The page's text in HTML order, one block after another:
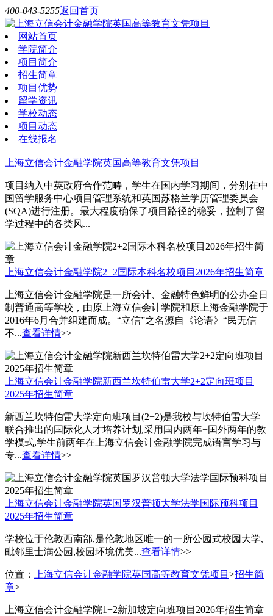
400-043-5255返回首页
网站首页
学院简介
项目简介
招生简章
项目优势
留学资讯
学校动态
项目动态
在线报名
上海立信会计金融学院英国高等教育文凭项目
项目纳入中英政府合作范畴，学生在国内学习期间，分别在中
国留学服务中心项目管理系统和英国苏格兰学历管理委员会
(SQA)进行注册。最大程度确保了项目路径的稳妥，控制了留
学过程中的各类风...
上海立信会计金融学院2+2国际本科名校项目2026年招生简章
上海立信会计金融学院是一所会计、金融特色鲜明的公办全日
制普通高等学校，由原上海立信会计学院和原上海金融学院于
2016年6月合并组建而成。“立信”之名源自《论语》“民无信
不...查看详情>>
上海立信会计金融学院新西兰坎特伯雷大学2+2定向班项目
2025年招生简章
新西兰坎特伯雷大学定向班项目(2+2)是我校与坎特伯雷大学
联合推出的国际化人才培养计划,采用国内两年+国外两年的教
学模式,学生前两年在上海立信会计金融学院完成语言学习与
专...查看详情>>
上海立信会计金融学院英国罗汉普顿大学法学国际预科项目
2025年招生简章
学校位于伦敦西南部,是伦敦地区唯一的一所公园式校园大学,
毗邻里士满公园,校园环境优美...查看详情>>
位置： 上海立信会计金融学院英国高等教育文凭项目 >招生简
章>
上海立信会计金融学院1+2新加坡定向班项目2026年招生简章